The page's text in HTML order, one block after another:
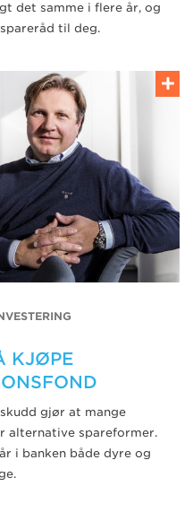
det samme i flere år, og
til deg.
KJØPE
gjør at mange
alternative spareformer.
i banken både dyre og